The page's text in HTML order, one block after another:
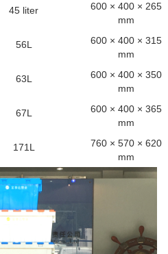
45 liter
600 × 400 × 265
mm
56L
600 × 400 × 315
mm
63L
600 × 400 × 350
mm
67L
600 × 400 × 365
mm
171L
760 × 570 × 620
mm